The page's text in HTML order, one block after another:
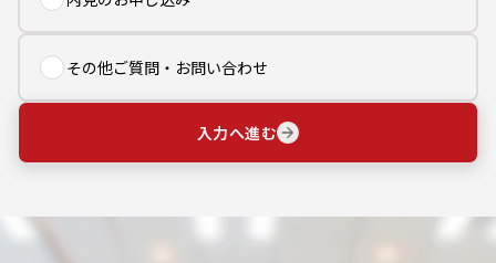
その他ご質問・お問い合わせ
入力へ進む